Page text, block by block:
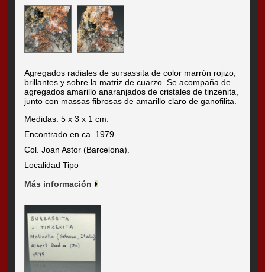
Agregados radiales de sursassita de color marrón rojizo,
brillantes y sobre la matriz de cuarzo. Se acompaña de
agregados amarillo anaranjados de cristales de tinzenita,
junto con massas fibrosas de amarillo claro de ganofilita.
Medidas: 5 x 3 x 1 cm.
Encontrado en ca. 1979.
Col. Joan Astor (Barcelona).
Localidad Tipo
Más información